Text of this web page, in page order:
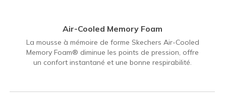
Air-Cooled Memory Foam
La mousse à mémoire de forme Skechers Air-Cooled
Memory Foam® diminue les points de pression, offre
un confort instantané et une bonne respirabilité.